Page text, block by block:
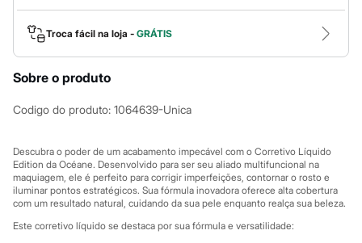
Relógios
Calçados
Botas
Chinelos
Rasteirinhas
Sandálias
Sapatilhas
Marcas
City
Clock House
Mindset
Sawary
Yessica
Moda esportiva
Troca fácil na loja - GRÁTIS
Sobre o produto
Codigo do produto: 1064639-Unica
Descubra o poder de um acabamento impecável com o Corretivo Líquido
Edition da Océane. Desenvolvido para ser seu aliado multifuncional na
maquiagem, ele é perfeito para corrigir imperfeições, contornar o rosto e
iluminar pontos estratégicos. Sua fórmula inovadora oferece alta cobertura
com um resultado natural, cuidando da sua pele enquanto realça sua beleza.
Este corretivo líquido se destaca por sua fórmula e versatilidade: